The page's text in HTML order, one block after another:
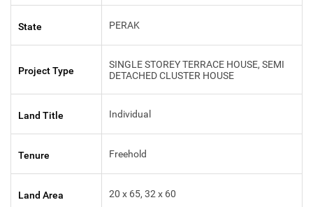
State PERAK
Project Type
SINGLE STOREY TERRACE HOUSE, SEMI
DETACHED CLUSTER HOUSE
Land Title Individual
Tenure Freehold
Land Area 20 x 65, 32 x 60